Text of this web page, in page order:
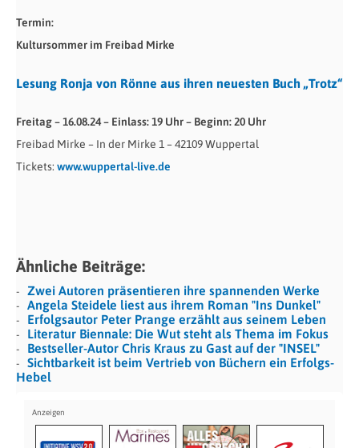
Termin:
Kultursommer im Freibad Mirke
Lesung Ronja von Rönne aus ihren neuesten Buch „Trotz“
Freitag – 16.08.24 – Einlass: 19 Uhr – Beginn: 20 Uhr
Freibad Mirke – In der Mirke 1 – 42109 Wuppertal
Tickets: www.wuppertal-live.de
Ähnliche Beiträge:
Zwei Autoren präsentieren ihre spannenden Werke
Angela Steidele liest aus ihrem Roman "Ins Dunkel"
Erfolgsautor Peter Prange erzählt aus seinem Leben
Literatur Biennale: Die Wut steht als Thema im Fokus
Bestseller-Autor Chris Kraus zu Gast auf der "INSEL"
Sichtbarkeit ist beim Vertrieb von Büchern ein Erfolgs-
Hebel